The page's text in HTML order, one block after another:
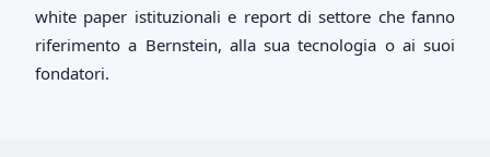
white paper istituzionali e report di settore che fanno
riferimento a Bernstein, alla sua tecnologia o ai suoi
fondatori.